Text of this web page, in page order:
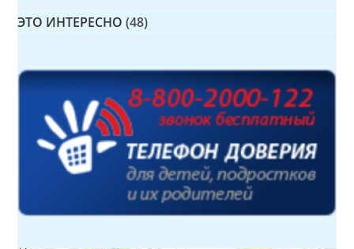
ЭТО ИНТЕРЕСНО (48)